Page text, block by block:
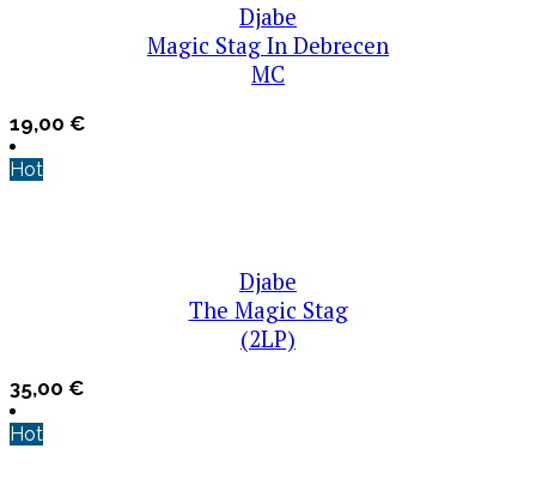
Djabe
Magic Stag In Debrecen
MC
19,00 €
Hot
Djabe
The Magic Stag
(2LP)
35,00 €
Hot